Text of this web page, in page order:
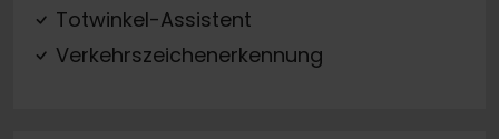
Totwinkel-Assistent
Verkehrszeichenerkennung